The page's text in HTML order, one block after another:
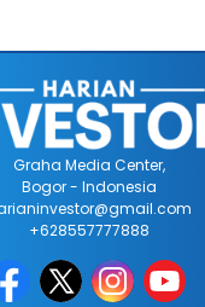
Graha Media Center,
Bogor - Indonesia
+628557777888